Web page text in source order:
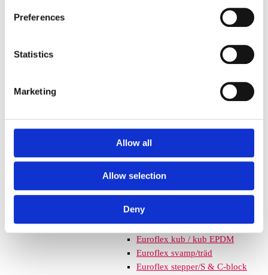
Preferences
Statistics
Marketing
Allow all
Allow selection
Deny
Euroflex fallskyddsmatta 70
mm - för fallhöjd 2,1 meter
mm - för fallhöjd 2,4 meter
Euroflex fallskyddsmatta 90
Nordic rubber safe tiles 40
Nordic rubber safe tiles 55
mm – fallhöjd upp till 2,1 m
Nordic rubber safe tiles 75
mm – fallhöjd upp till 2,5 m
Euroflex - kantskydd
Euroflex hel & halvkulor /
stenar / diamonds
Euroflex kub / kub EPDM
Euroflex svamp/träd
Euroflex stepper/S & C-block